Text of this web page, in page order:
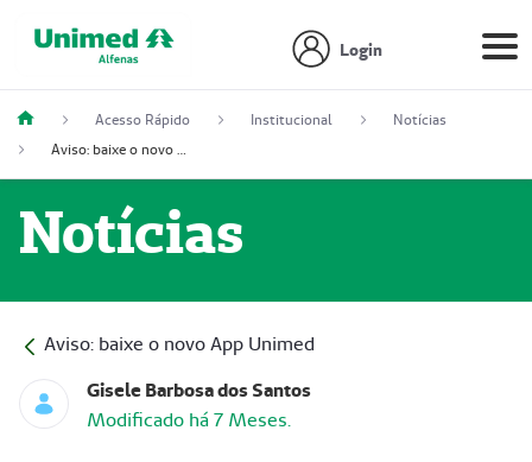
Login
Acesso Rápido Institucional
Notícias
Aviso: baixe o novo App Unimed
Notícias
Aviso: baixe o novo App Unimed
Gisele Barbosa dos Santos
Modificado há 7 Meses.